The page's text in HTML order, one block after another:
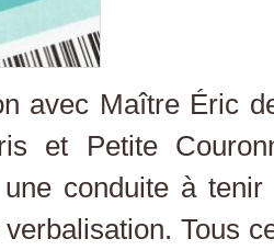
avec Maître Éric
et Petite
conduite à
Tous